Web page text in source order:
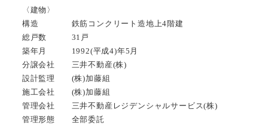
〈建物〉
構造 鉄筋コンクリート造地上4階建
総戸数 31戸
築年月 1992(平成4)年5月
分譲会社 三井不動産(株)
設計監理 (株)加藤組
施工会社 (株)加藤組
管理会社 三井不動産レジデンシャルサービス(株)
管理形態 全部委託